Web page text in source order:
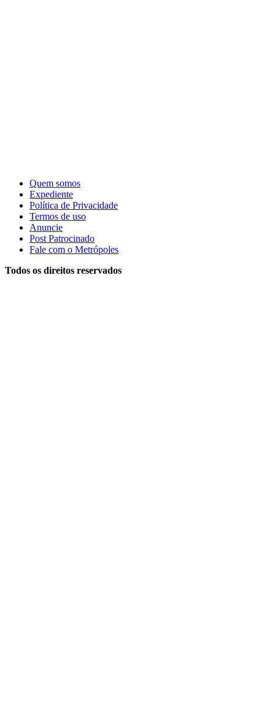
Quem somos
Expediente
Política de Privacidade
Termos de uso
Anuncie
Post Patrocinado
Fale com o Metrópoles
Todos os direitos reservados